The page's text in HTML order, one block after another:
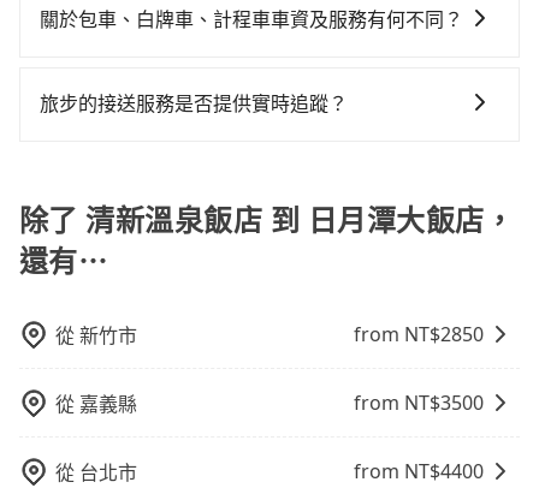
小的風險。最後，雖然路邊隨租隨還看似方便，但實際
就顯得非常不便。
都會提供接送服務。不過，如果您有其他特殊要求，例
續爭議。此外，是否需要給司機紅包或小費，則可以由
關於包車、白牌車、計程車車資及服務有何不同？
明： 包車：可以依照個人行程需要靈活安排時間，價格
比包車貴。 白牌車：通常價格較包車便宜，但司機素
質、品質不一，如行程有問題，事後無法提供客服申訴
處理。
旅步的接送服務是否提供實時追蹤？
會合，享受更安心的接送服務。
除了 清新溫泉飯店 到 日月潭大飯店，
還有⋯
從新竹市 from NT$2850
從 嘉義縣 from NT$3500
從 台北市 from NT$4400